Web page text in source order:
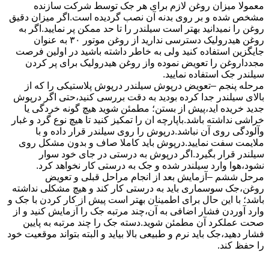
معمولا میزان روغن لازم برای هر جک توسط شرکت سازنده
مشخص شده و بر روی بدنه آن نصب گردیده است.اگر میزان دقیق
روغن را نمیدانید بهتر است سیلندر را تا حد ممکن پر نمایید.اگر به
روغن هیدرولیک دسترسی ندارید از روغن موتور ۳۰ به عنوان
جایگزین استفاده کنید ولی به خاطر داشته باشید در اولین فرصت
مجدداروغن را تعویض نموده واز روغن هیدرولیک برای پر کردن
سیلندر جک استفاده نمایید.
مرحله پنجم –تعویض درپوش سیلندر درپوش پلاستیکی را که از
بالای سیلندر جدا کرده بودید به دقت بررسی کنید،حتی اگر درپوش
جدید خریده اید،پیش از بستن؛ مطمئن شوید هیچ گونه خردگی یا
خراشی نداشته باشد.باپارچه ان را تمکیز کنید تا هیچ نوع گرد و غبار
وآلودگی روی آن نباشد.درپوش را روی سیلندر قرار داده و با
ملایمت سفت نمایید.درپوش باید کاملا صاف و بدون مشکل روی
سیلندر قرار بگیرد.اگر درپوش به درستی در جای خود سوار
نشود،هوا وارد سیلندر شده و جک به درستی کار نخواهد کرد.
مرحل ششم –آزمایش بعد از انجام مراحل قبلی و تعویض
روغن،جک سوسماری باید به درستی کار کند و هیچ مشکلی نداشته
باشد؛ با این حال برای اطمینان بهتر است پیش از کار کردن با جک و
وارد آوردن فشار اضافی به آن،چند مرتبه جک را آزمایش کنید و از
صحت عملکرد آن مطمئن شوید.دسته جک را چند مرتبه به پایین
فشار دهید،جک باید نرم و طبیعی بالا بیاید و البته بتواند موقعیت خود
را حفظ کند.